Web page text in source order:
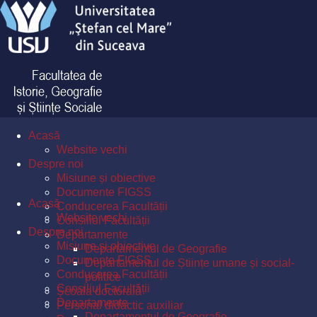
Acasă
Website vechi
Despre noi
Misiune și obiective
Documente FIGSS
Conducerea Facultății
Consiliul Facultății
Departamente
Departamentul de Geografie
Departamentul de Științe umane și social-
politice
Școala doctorală
Personal didactic auxiliar
Acasă
Website vechi
Despre noi
Misiune și obiective
Documente FIGSS
Conducerea Facultății
Consiliul Facultății
Departamente